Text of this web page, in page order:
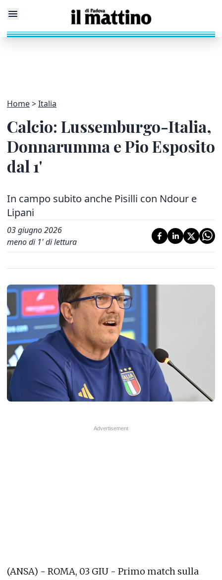
Home Italia
Calcio: Lussemburgo-Italia,
Donnarumma e Pio Esposito
dal 1'
In campo subito anche Pisilli con Ndour e
Lipani
03 giugno 2026
meno di 1' di lettura
(ANSA) - ROMA, 03 GIU - Primo match sulla